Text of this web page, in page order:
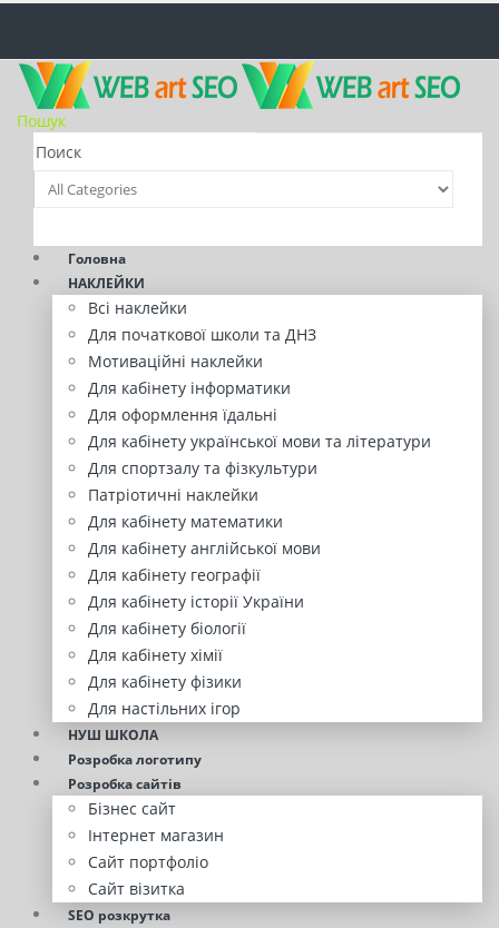
Пошук
Головна
НАКЛЕЙКИ
Всі наклейки
Для початкової школи та ДНЗ
Мотиваційні наклейки
Для кабінету інформатики
Для оформлення їдальні
Для кабінету української мови та літератури
Для спортзалу та фізкультури
Патріотичні наклейки
Для кабінету математики
Для кабінету англійської мови
Для кабінету географії
Для кабінету історії України
Для кабінету біології
Для кабінету хімії
Для кабінету фізики
Для настільних ігор
НУШ ШКОЛА
Розробка логотипу
Розробка сайтів
Бізнес сайт
Інтернет магазин
Сайт портфоліо
Сайт візитка
SEO розкрутка